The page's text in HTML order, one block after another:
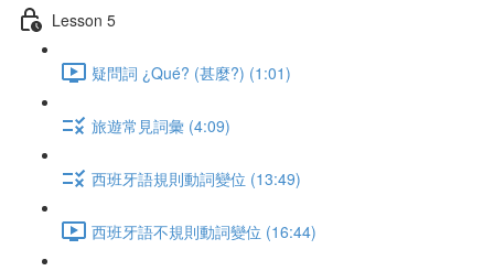
Lesson 5
疑問詞 ¿Qué? (甚麼?) (1:01)
旅遊常見詞彙 (4:09)
西班牙語規則動詞變位 (13:49)
西班牙語不規則動詞變位 (16:44)